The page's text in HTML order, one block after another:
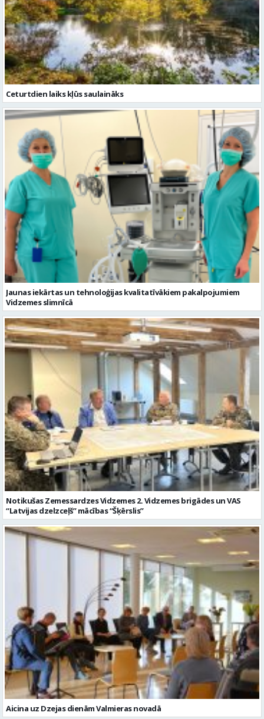
Ceturtdien laiks kļūs saulaināks
Jaunas iekārtas un tehnoloģijas kvalitatīvākiem pakalpojumiem
Vidzemes slimnīcā
Notikušas Zemessardzes Vidzemes 2. Vidzemes brigādes un VAS
“Latvijas dzelzceļš” mācības “Šķērslis”
Aicina uz Dzejas dienām Valmieras novadā